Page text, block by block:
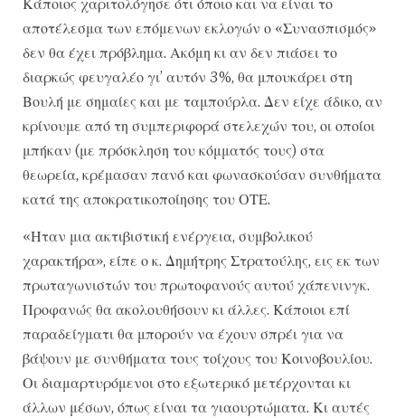
Κάποιος χαριτολόγησε ότι όποιο και να είναι το
αποτέλεσμα των επόμενων εκλογών ο «Συνασπισμός»
δεν θα έχει πρόβλημα. Ακόμη κι αν δεν πιάσει το
διαρκώς φευγαλέο γι’ αυτόν 3%, θα μπουκάρει στη
Βουλή με σημαίες και με ταμπούρλα. Δεν είχε άδικο, αν
κρίνουμε από τη συμπεριφορά στελεχών του, οι οποίοι
μπήκαν (με πρόσκληση του κόμματός τους) στα
θεωρεία, κρέμασαν πανό και φωνασκούσαν συνθήματα
κατά της αποκρατικοποίησης του ΟΤΕ.
«Ηταν μια ακτιβιστική ενέργεια, συμβολικού
χαρακτήρα», είπε ο κ. Δημήτρης Στρατούλης, εις εκ των
πρωταγωνιστών του πρωτοφανούς αυτού χάπενινγκ.
Προφανώς θα ακολουθήσουν κι άλλες. Κάποιοι επί
παραδείγματι θα μπορούν να έχουν σπρέι για να
βάψουν με συνθήματα τους τοίχους του Κοινοβουλίου.
Οι διαμαρτυρόμενοι στο εξωτερικό μετέρχονται κι
άλλων μέσων, όπως είναι τα γιαουρτώματα. Κι αυτές